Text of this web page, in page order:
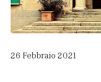
26 Febbraio 2021